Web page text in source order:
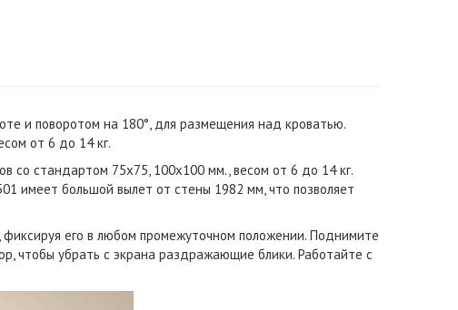
и поворотом на 180°,для размещения над кроватью.
от 6 до 14 кг.
со стандартом 75х75, 100х100 мм., весом от 6 до 14 кг.
имеет большой вылет от стены 1982 мм, что позволяет
фиксируя его в любом промежуточном положении. Поднимите
чтобы убрать с экрана раздражающие блики. Работайте с